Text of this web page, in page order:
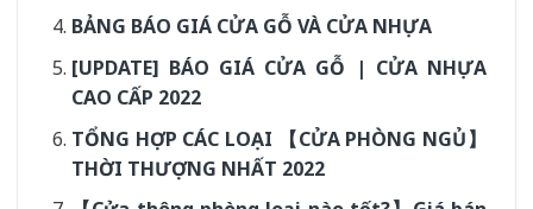
BẢNG BÁO GIÁ CỬA GỖ VÀ CỬA NHỰA
[UPDATE] BÁO GIÁ CỬA GỖ | CỬA NHỰA
CAO CẤP 2022
TỔNG HỢP CÁC LOẠI 【CỬA PHÒNG NGỦ】
THỜI THƯỢNG NHẤT 2022